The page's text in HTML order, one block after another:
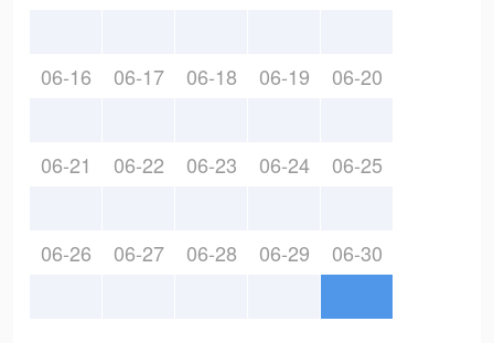
06-16 06-17 06-18 06-19 06-20
06-21 06-22 06-23 06-24 06-25
06-26 06-27 06-28 06-29 06-30